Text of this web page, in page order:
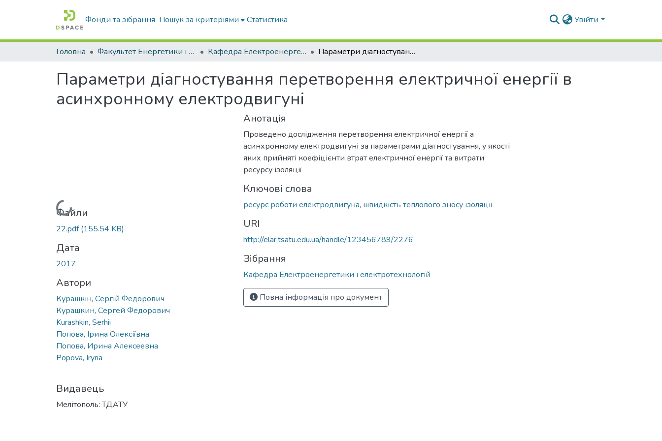
Фонди та зібрання Пошук за критеріями Статистика Увійти
Головна Факультет Енергетики і комп'ютерних технологій Кафедра Електроенергетики і електротехнологій Параметри діагностування перетворення електричної енергії в асинхронному електродвигуні
Параметри діагностування перетворення електричної енергії в
асинхронному електродвигуні
Вантажиться...
Файли
22.pdf(155.54 KB)
Дата
2017
Автори
Курашкін, Сергій Федорович
Курашкин, Сергей Федорович
Kurashkin, Serhii
Попова, Ірина Олексіївна
Попова, Ирина Алексеевна
Popova, Іryna
Видавець
Мелітополь: ТДАТУ
Анотація
Проведено дослідження перетворення електричної енергії а
асинхронному електродвигуні за параметрами діагностування, у якості
яких прийняті коефіцієнти втрат електричної енергії та витрати
ресурсу ізоляції
Ключові слова
ресурс роботи електродвигуна, швидкість теплового зносу ізоляції
URI
http://elar.tsatu.edu.ua/handle/123456789/2276
Зібрання
Кафедра Електроенергетики і електротехнологій
Повна інформація про документ